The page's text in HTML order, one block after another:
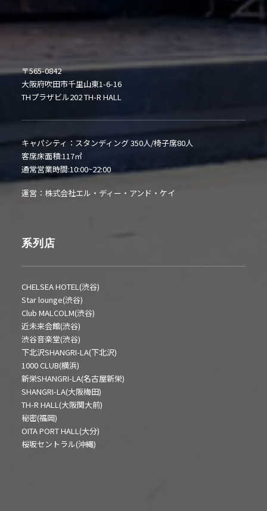
〒565-0842
大阪府吹田市千里山東1-6-16
THプラザビル202 TH-R HALL
キャパシティ：スタンディング 350人/椅子席80人
客席床面積:117㎡
通常営業時間:10:00~22:00
運営：株式会社エル・ディー・アンド・ケイ
系列店
CHELSEA HOTEL(渋谷)
Star lounge(渋谷)
Club MALCOLM(渋谷)
近未来会館(渋谷)
渋谷音楽堂(渋谷)
下北沢SHANGRI-LA(下北沢)
1000 CLUB(横浜)
新栄SHANGRI-LA(名古屋新栄)
SHANGRI-LA(大阪梅田)
TH-R HALL(大阪関大前)
秘密(福岡)
OITA PORT HALL(大分)
桜坂セントラル(沖縄)